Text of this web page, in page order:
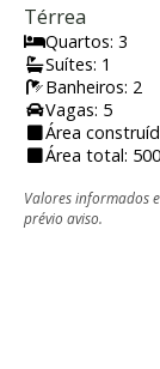
Térrea
Quartos: 3
Suítes: 1
Banheiros: 2
Vagas: 5
Área
Área total:
Valores informados
prévio aviso.